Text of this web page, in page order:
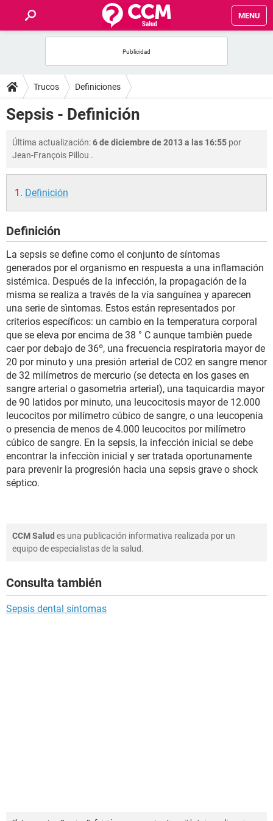
MENU
FOROS
SALUD
FAMILIA
NUTRICIÓN
SEXUALIDAD
GLOSARIO
Trucos Definiciones
Sepsis - Definición
Última actualización:6 de diciembre de 2013 a las 16:55 por
Jean-François Pillou .
Definición
Definición
La sepsis se define como el conjunto de síntomas
generados por el organismo en respuesta a una inflamación
sistémica. Después de la infección, la propagación de la
misma se realiza a través de la vía sanguínea y aparecen
una serie de sìntomas. Estos están representados por
criterios específicos: un cambio en la temperatura corporal
que se eleva por encima de 38 ° C aunque tambièn puede
caer por debajo de 36º, una frecuencia respiratoria mayor de
20 por minuto y una presión arterial de CO2 en sangre menor
de 32 milímetros de mercurio (se detecta en los gases en
sangre arterial o gasometrìa arterial), una taquicardia mayor
de 90 latidos por minuto, una leucocitosis mayor de 12.000
leucocitos por milímetro cúbico de sangre, o una leucopenia
o presencia de menos de 4.000 leucocitos por milímetro
cúbico de sangre. En la sepsis, la infección inicial se debe
encontrar la infecciòn inicial y ser tratada oportunamente
para prevenir la progresión hacia una sepsis grave o shock
séptico.
CCM Salud es una publicación informativa realizada por un
equipo de especialistas de la salud.
Consulta también
Sepsis dental síntomas